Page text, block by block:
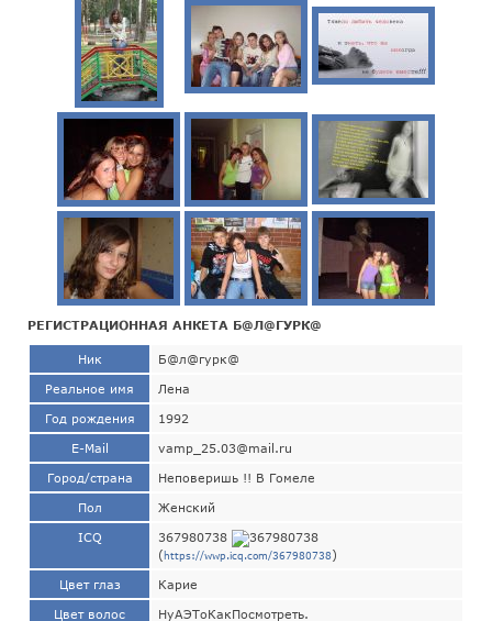
РЕГИСТРАЦИОННАЯ АНКЕТА Б@Л@ГУРК@
Ник Б@л@гурк@
Реальное имя Лена
Год рождения 1992
E-Mail vamp_25.03@mail.ru
Город/страна Неповеришь !! В Гомеле
Пол Женский
ICQ
367980738
(https://wwp.icq.com/367980738)
Цвет глаз Карие
Цвет волос НуАЭТоКакПосмотреть.